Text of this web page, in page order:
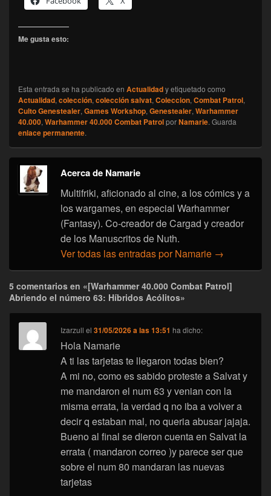
Me gusta esto:
Esta entrada se ha publicado en Actualidady etiquetado como
Actualidad,colección,colección salvat,Coleccion,Combat Patrol,
Culto Genestealer,Games Workshop,Genestealer,Warhammer
40.000,Warhammer 40.000 Combat PatrolporNamarie. Guarda
enlace permanente.
Acerca de Namarie
Multifriki, aficionado al cine, a los cómics y a
los wargames, en especial Warhammer
(Fantasy). Co-creador de Cargad y creador
de los Manuscritos de Nuth.
Ver todas las entradas por Namarie →
5 comentarios en «[Warhammer 40.000 Combat Patrol]
Abriendo el número 63: Híbridos Acólitos»
Izarzull el31/05/2026 a las 13:51 ha dicho:
Hola Namarie
A ti las tarjetas te llegaron todas bien?
A mi no, como es sabido proteste a Salvat y
me mandaron el num 63 y venian con la
misma errata, la verdad q no iba a volver a
decir q estaban mal, no queria abusar jajaja.
Bueno al final se dieron cuenta en Salvat la
errata ( mandaron correo )y parece ser que
sobre el num 80 mandaran las nuevas
tarjetas